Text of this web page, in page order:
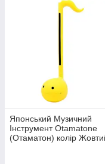
Японський Музичний
Інструмент Otamatone
(Отаматон) колір